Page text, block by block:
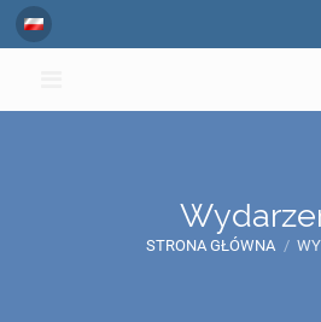
STRONA GŁÓWNA /